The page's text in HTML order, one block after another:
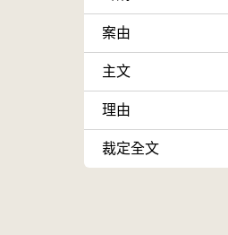
案由
主文
理由
裁定全文